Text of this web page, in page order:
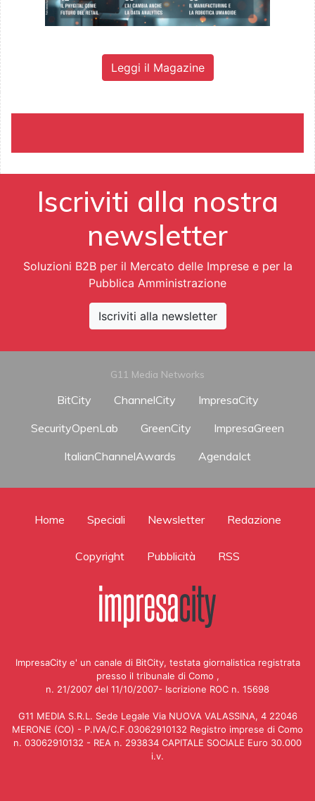
Leggi il Magazine
Iscriviti alla nostra
newsletter
Soluzioni B2B per il Mercato delle Imprese e per la
Pubblica Amministrazione
Iscriviti alla newsletter
G11 Media Networks
BitCity ChannelCity
ImpresaCity
SecurityOpenLab
GreenCity
ImpresaGreen
ItalianChannelAwards
AgendaIct
Home Speciali Newsletter Redazione
Copyright Pubblicità RSS
ImpresaCity e' un canale di BitCity, testata giornalistica registrata
presso il tribunale di Como ,
n. 21/2007 del 11/10/2007- Iscrizione ROC n. 15698
G11 MEDIA S.R.L. Sede Legale Via NUOVA VALASSINA, 4 22046
MERONE (CO) - P.IVA/C.F.03062910132 Registro imprese di Como
n. 03062910132 - REA n. 293834 CAPITALE SOCIALE Euro 30.000
i.v.